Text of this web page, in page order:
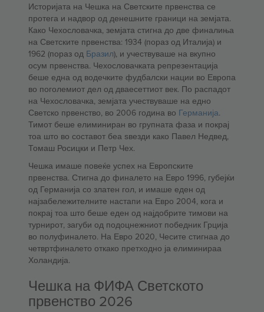
Историјата на Чешка на Светските првенства се
протега и надвор од денешните граници на земјата.
Како Чехословачка, земјата стигна до две финалиња
на Светските првенства: 1934 (пораз од Италија) и
1962 (пораз од Бразил), и учествуваше на вкупно
осум првенства. Чехословачката репрезентација
беше една од водечките фудбалски нации во Европа
во поголемиот дел од дваесеттиот век. По распадот
на Чехословачка, земјата учествуваше на едно
Светско првенство, во 2006 година во Германија.
Тимот беше елиминиран во групната фаза и покрај
тоа што во составот беа ѕвезди како Павел Недвед,
Томаш Росицки и Петр Чех.
Чешка имаше повеќе успех на Европските
првенства. Стигна до финалето на Евро 1996, губејќи
од Германија со златен гол, и имаше еден од
најзабележителните настапи на Евро 2004, кога и
покрај тоа што беше еден од најдобрите тимови на
турнирот, загуби од подоцнежниот победник Грција
во полуфиналето. На Евро 2020, Чесите стигнаа до
четвртфиналето откако претходно ја елиминираа
Холандија.
Чешка на ФИФА Светското
првенство 2026